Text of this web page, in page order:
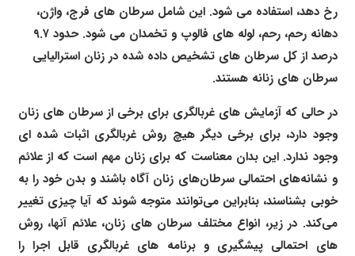
رخ دهد، استفاده می شود. این شامل سرطان های فرج، واژن،
دهانه رحم، رحم، لوله های فالوپ و تخمدان می شود. حدود ۹.۷
درصد از کل سرطان های تشخیص داده شده در زنان استرالیایی
سرطان های زنانه هستند.
در حالی که آزمایش های غربالگری برای برخی از سرطان های زنان
وجود دارد، برای برخی دیگر هیچ روش غربالگری اثبات شده ای
وجود ندارد. این بدان معناست که برای زنان مهم است که از علائم
و نشانه‌های احتمالی سرطان‌های زنان آگاه باشند و بدن خود را به
خوبی بشناسند، بنابراین می‌توانند متوجه شوند که آیا چیزی تغییر
می‌کند. در زیر، انواع مختلف سرطان های زنان، علائم آنها، روش
های احتمالی پیشگیری و برنامه های غربالگری قابل اجرا را